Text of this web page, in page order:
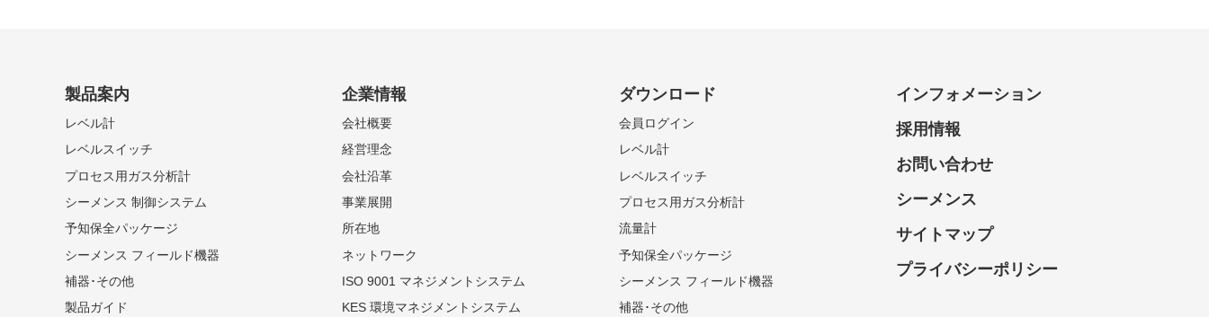
製品案内
レベル計
レベルスイッチ
プロセス用ガス分析計
シーメンス 制御システム
予知保全パッケージ
シーメンス フィールド機器
補器･その他
製品ガイド
企業情報
会社概要
経営理念
会社沿革
事業展開
所在地
ネットワーク
ISO 9001 マネジメントシステム
KES 環境マネジメントシステム
ダウンロード
会員ログイン
レベル計
レベルスイッチ
プロセス用ガス分析計
流量計
予知保全パッケージ
シーメンス フィールド機器
補器･その他
インフォメーション
採用情報
お問い合わせ
シーメンス
サイトマップ
プライバシーポリシー